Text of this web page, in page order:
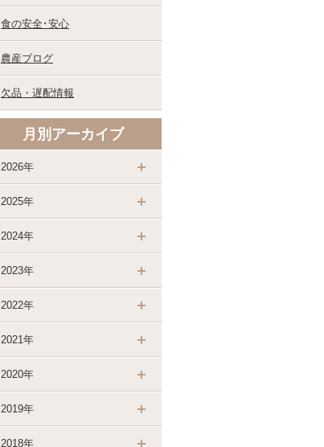
食の安全･安心
農産ブログ
欠品・遅配情報
月別アーカイブ
2026年
2025年
2024年
2023年
2022年
2021年
2020年
2019年
2018年